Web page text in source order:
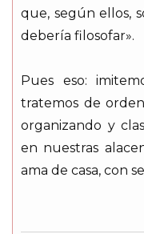
que, según ellos,
debería filosofar».
Pues eso:
tratemos de
organizando y
en nuestras
ama de casa, con